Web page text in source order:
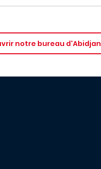
notre bureau d'Abidjan